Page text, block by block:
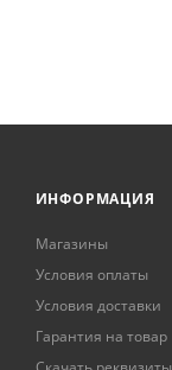
ИНФОРМАЦИЯ
Магазины
Условия оплаты
Условия доставки
Гарантия на товар